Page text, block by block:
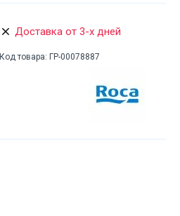
Доставка от 3-х дней
Код товара: ГР-00078887